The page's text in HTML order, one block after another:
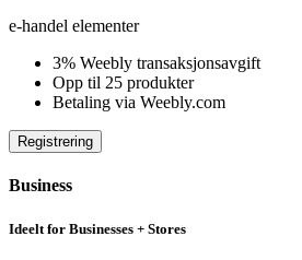
e-handel elementer
3% Weebly transaksjonsavgift
Opp til 25 produkter
Betaling via Weebly.com
Registrering
Business
Ideelt for Businesses + Stores